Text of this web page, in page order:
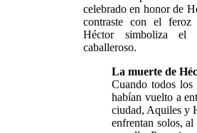
celebrado en honor de
contraste con el feroz
Héctor simboliza el
caballeroso.
La muerte de
Cuando todos los
habían vuelto a
ciudad, Aquiles y
enfrentan solos, al